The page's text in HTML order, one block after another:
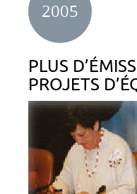
2005
PLUS
PROJETS